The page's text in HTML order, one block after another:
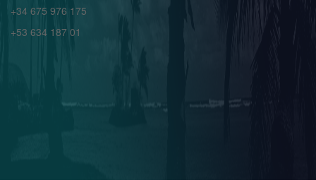
+34 675 976 175
+53 634 187 01